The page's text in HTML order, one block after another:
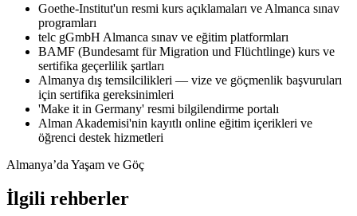
Goethe-Institut'un resmi kurs açıklamaları ve Almanca sınav
programları
telc gGmbH Almanca sınav ve eğitim platformları
BAMF (Bundesamt für Migration und Flüchtlinge) kurs ve
sertifika geçerlilik şartları
Almanya dış temsilcilikleri — vize ve göçmenlik başvuruları
için sertifika gereksinimleri
'Make it in Germany' resmi bilgilendirme portalı
Alman Akademisi'nin kayıtlı online eğitim içerikleri ve
öğrenci destek hizmetleri
Almanya’da Yaşam ve Göç
İlgili rehberler